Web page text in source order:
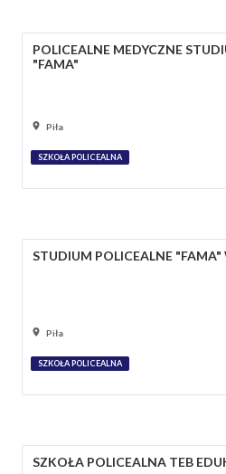
POLICEALNE MEDYCZNE
"FAMA"
Piła
SZKOŁA POLICEALNA
STUDIUM POLICEALNE "FAMA"
Piła
SZKOŁA POLICEALNA
SZKOŁA POLICEALNA TEB